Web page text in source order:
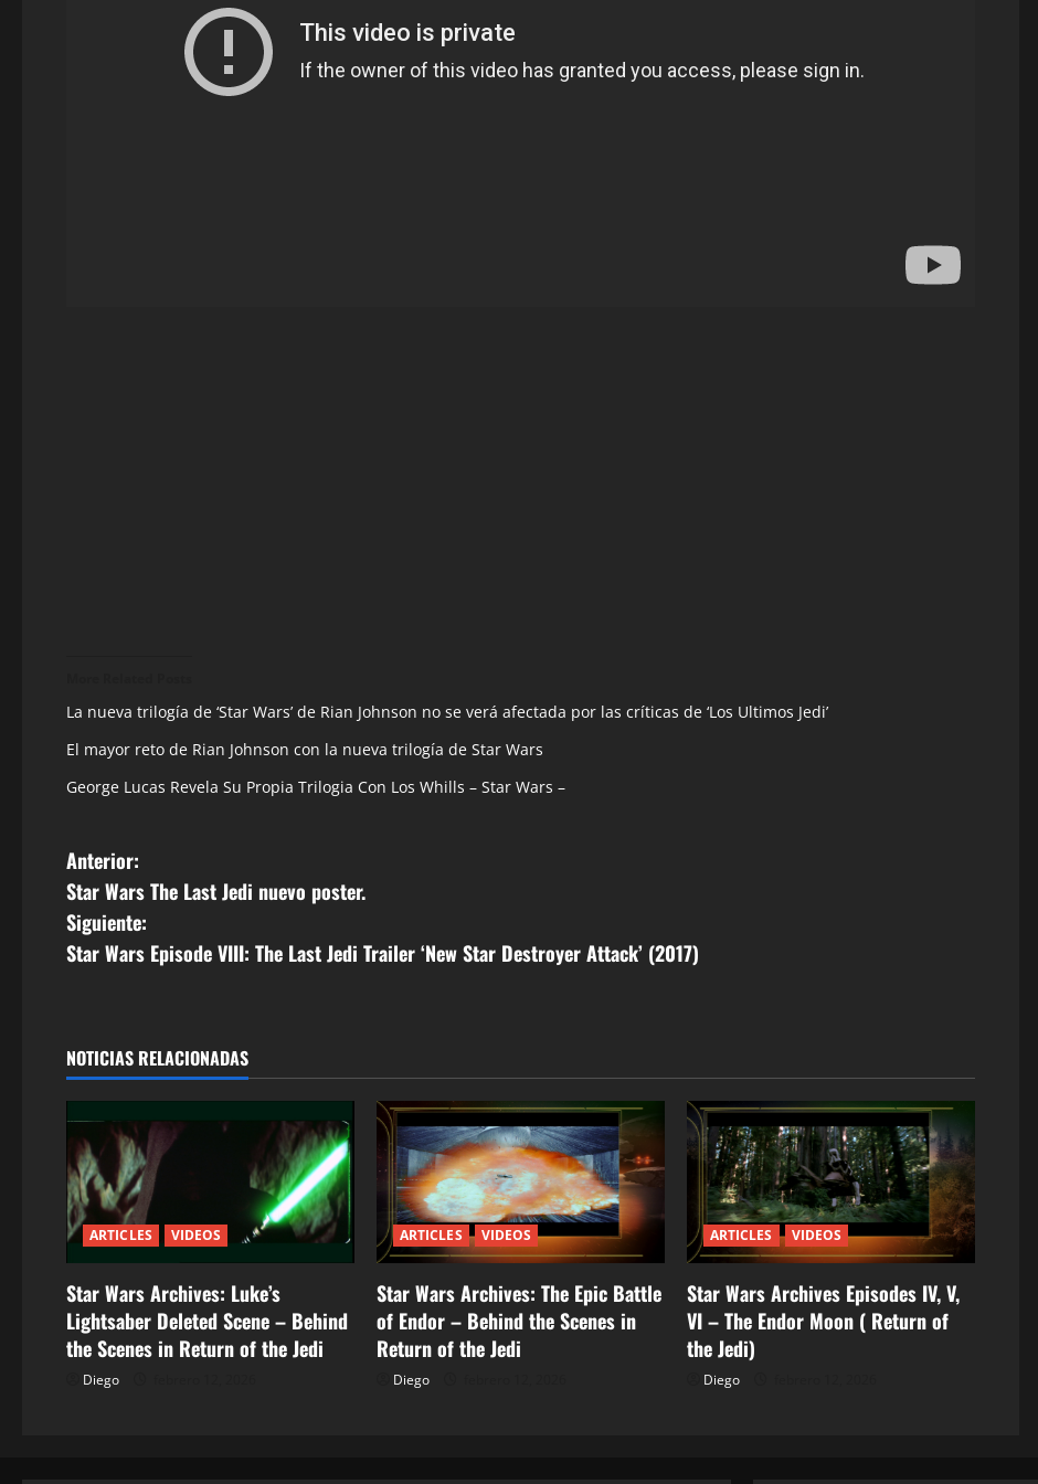
La nueva trilogí­a de ‘Star Wars’ de Rian Johnson no se verá afectada por las crí­ticas de ‘Los Ultimos Jedi’
El mayor reto de Rian Johnson con la nueva trilogí­a de Star Wars
George Lucas Revela Su Propia Trilogia Con Los Whills – Star Wars –
N
a
v
g
a
c
i
ó
n
d
Anterior:
Star Wars The Last Jedi nuevo poster.
Siguiente:
Star Wars Episode VIII: The Last Jedi Trailer ‘New Star Destroyer Attack’ (2017)
NOTICIAS RELACIONADAS
ARTICLES VIDEOS
Star Wars Archives: Luke’s
Lightsaber Deleted Scene – Behind
the Scenes in Return of the Jedi
Diego
ARTICLES VIDEOS
Star Wars Archives: The Epic Battle
of Endor – Behind the Scenes in
Return of the Jedi
Diego
ARTICLES VIDEOS
Star Wars Archives Episodes IV, V,
VI – The Endor Moon ( Return of
the Jedi)
Diego